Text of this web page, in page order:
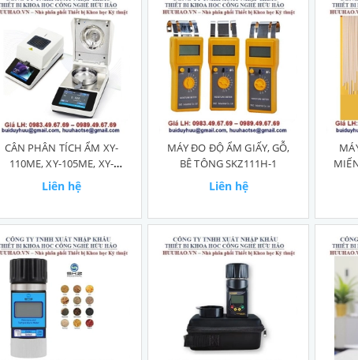
CÂN PHÂN TÍCH ẨM XY-
110ME, XY-105ME, XY-
101ME
Liên hệ
MÁY ĐO ĐỘ ẨM GIẤY, GỖ,
BÊ TÔNG SKZ111H-1
Liên hệ